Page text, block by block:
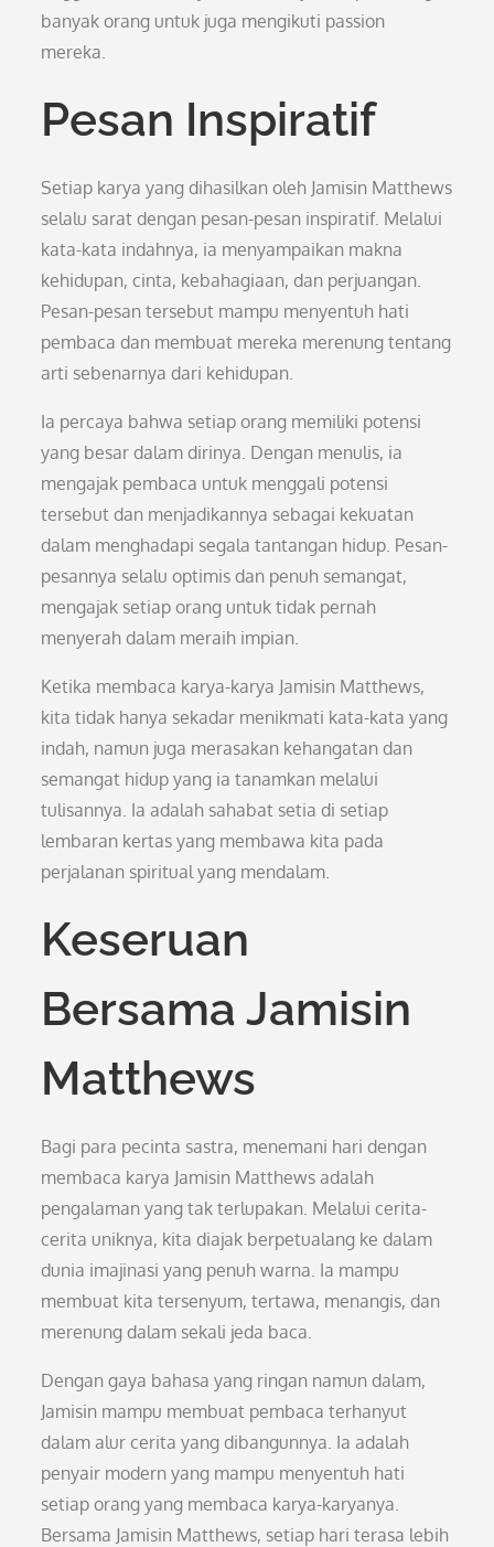
banyak orang untuk juga mengikuti passion
mereka.
Pesan Inspiratif
Setiap karya yang dihasilkan oleh Jamisin Matthews
selalu sarat dengan pesan-pesan inspiratif. Melalui
kata-kata indahnya, ia menyampaikan makna
kehidupan, cinta, kebahagiaan, dan perjuangan.
Pesan-pesan tersebut mampu menyentuh hati
pembaca dan membuat mereka merenung tentang
arti sebenarnya dari kehidupan.
Ia percaya bahwa setiap orang memiliki potensi
yang besar dalam dirinya. Dengan menulis, ia
mengajak pembaca untuk menggali potensi
tersebut dan menjadikannya sebagai kekuatan
dalam menghadapi segala tantangan hidup. Pesan-
pesannya selalu optimis dan penuh semangat,
mengajak setiap orang untuk tidak pernah
menyerah dalam meraih impian.
Ketika membaca karya-karya Jamisin Matthews,
kita tidak hanya sekadar menikmati kata-kata yang
indah, namun juga merasakan kehangatan dan
semangat hidup yang ia tanamkan melalui
tulisannya. Ia adalah sahabat setia di setiap
lembaran kertas yang membawa kita pada
perjalanan spiritual yang mendalam.
Keseruan
Bersama Jamisin
Matthews
Bagi para pecinta sastra, menemani hari dengan
membaca karya Jamisin Matthews adalah
pengalaman yang tak terlupakan. Melalui cerita-
cerita uniknya, kita diajak berpetualang ke dalam
dunia imajinasi yang penuh warna. Ia mampu
membuat kita tersenyum, tertawa, menangis, dan
merenung dalam sekali jeda baca.
Dengan gaya bahasa yang ringan namun dalam,
Jamisin mampu membuat pembaca terhanyut
dalam alur cerita yang dibangunnya. Ia adalah
penyair modern yang mampu menyentuh hati
setiap orang yang membaca karya-karyanya.
Bersama Jamisin Matthews, setiap hari terasa lebih